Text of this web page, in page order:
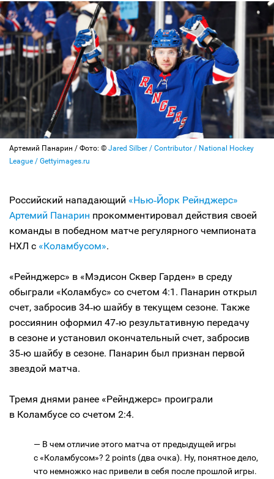
Артемий Панарин / Фото: © Jared Silber / Contributor / National Hockey
League / Gettyimages.ru
Российский нападающий «Нью‑Йорк Рейнджерс»
Артемий Панарин прокомментировал действия своей
команды в победном матче регулярного чемпионата
НХЛ с «Коламбусом».
«Рейнджерс» в «Мэдисон Сквер Гарден» в среду
обыграли «Коламбус» со счетом 4:1. Панарин открыл
счет, забросив 34‑ю шайбу в текущем сезоне. Также
россиянин оформил 47‑ю результативную передачу
в сезоне и установил окончательный счет, забросив
35‑ю шайбу в сезоне. Панарин был признан первой
звездой матча.
Тремя днями ранее «Рейнджерс» проиграли
в Коламбусе со счетом 2:4.
— В чем отличие этого матча от предыдущей игры
с «Коламбусом»? 2 points (два очка). Ну, понятное дело,
что немножко нас привели в себя после прошлой игры.